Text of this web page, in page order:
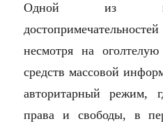
Одной из
несмотря на
средств массовой
авторитарный режим,
права и свободы, в